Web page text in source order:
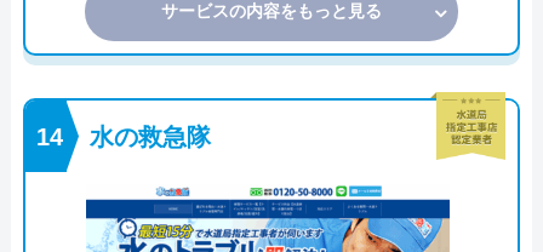
サービスの内容をもっと見る
水の救急隊